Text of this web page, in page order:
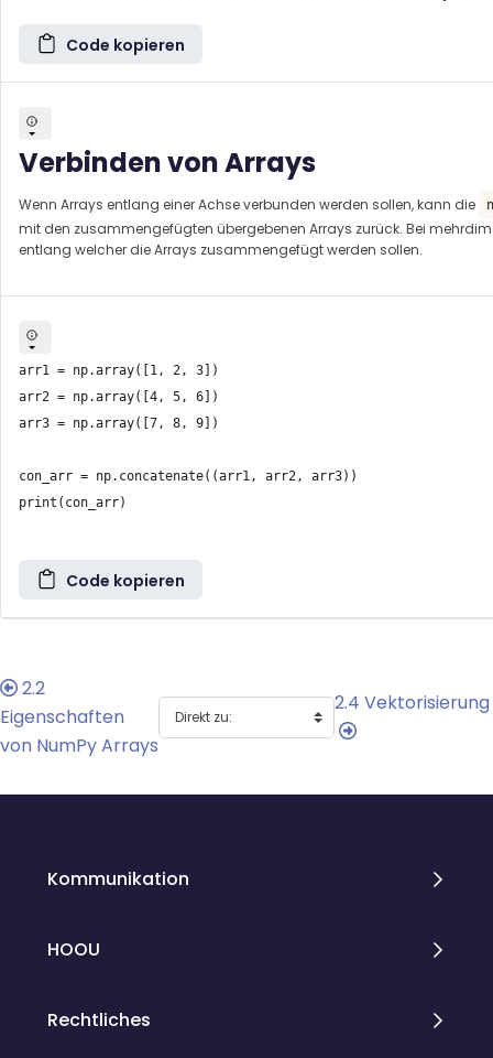
Code kopieren
Verbinden von Arrays
Wenn Arrays entlang einer Achse verbunden werden sollen, kann die
mit den zusammengefügten übergebenen Arrays zurück. Bei
entlang welcher die Arrays zusammengefügt werden sollen.
arr1 = np.array([1, 2, 3])
arr2 = np.array([4, 5, 6])
arr3 = np.array([7, 8, 9])
con_arr = np.concatenate((arr1, arr2, arr3))
print(con_arr)
Code kopieren
2.2
Eigenschaften
von NumPy Arrays
2.4 Vektorisierung
Kommunikation
HOOU
Rechtliches